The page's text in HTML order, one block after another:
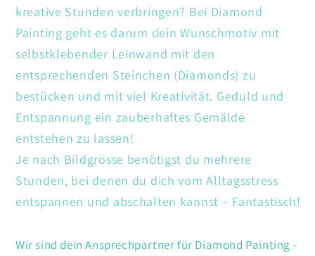
kreative Stunden verbringen? Bei Diamond
Painting geht es darum dein Wunschmotiv mit
selbstklebender Leinwand mit den
entsprechenden Steinchen (Diamonds) zu
bestücken und mit viel Kreativität. Geduld und
Entspannung ein zauberhaftes Gemälde
entstehen zu lassen!
Je nach Bildgrösse benötigst du mehrere
Stunden, bei denen du dich vom Alltagsstress
entspannen und abschalten kannst – Fantastisch!
Wir sind dein Ansprechpartner für Diamond Painting -